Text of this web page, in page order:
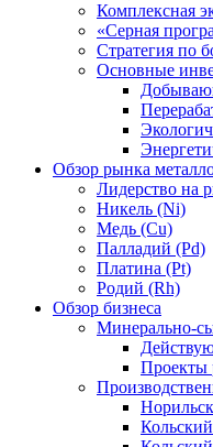
Комплексная
«Серная
Стратегия по
Основные
Обзор рынка
Лидерство на
Никель (Ni)
Медь (Cu)
Палладий (Pd)
Платина (Pt)
Родий (Rh)
Обзор бизнеса
Минерально-
Проекты